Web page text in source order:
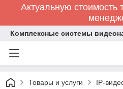
Актуальную стоимость
Комплексные системы
Товары и услуги IP-